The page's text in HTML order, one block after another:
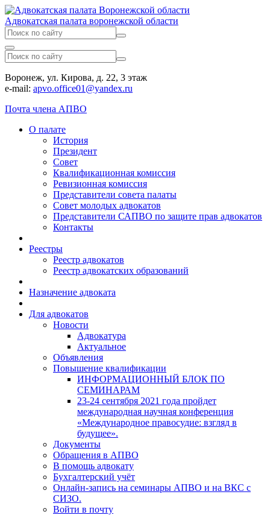
Адвокатская палата воронежской области
Воронеж, ул. Кирова, д. 22, 3 этаж
e-mail: apvo.office01@yandex.ru
Почта члена АПВО
О палате
История
Президент
Совет
Квалификационная комиссия
Ревизионная комиссия
Представители совета палаты
Совет молодых адвокатов
Представители САПВО по защите прав адвокатов
Контакты
Реестры
Реестр адвокатов
Реестр адвокатских образований
Назначение адвоката
Для адвокатов
Новости
Адвокатура
Актуальное
Объявления
Повышение квалификации
ИНФОРМАЦИОННЫЙ БЛОК ПО
СЕМИНАРАМ
23-24 сентября 2021 года пройдет
международная научная конференция
«Международное правосудие: взгляд в
будущее».
Документы
Обращения в АПВО
В помощь адвокату
Бухгалтерский учёт
Онлайн-запись на семинары АПВО и на ВКС с
СИЗО.
Войти в почту